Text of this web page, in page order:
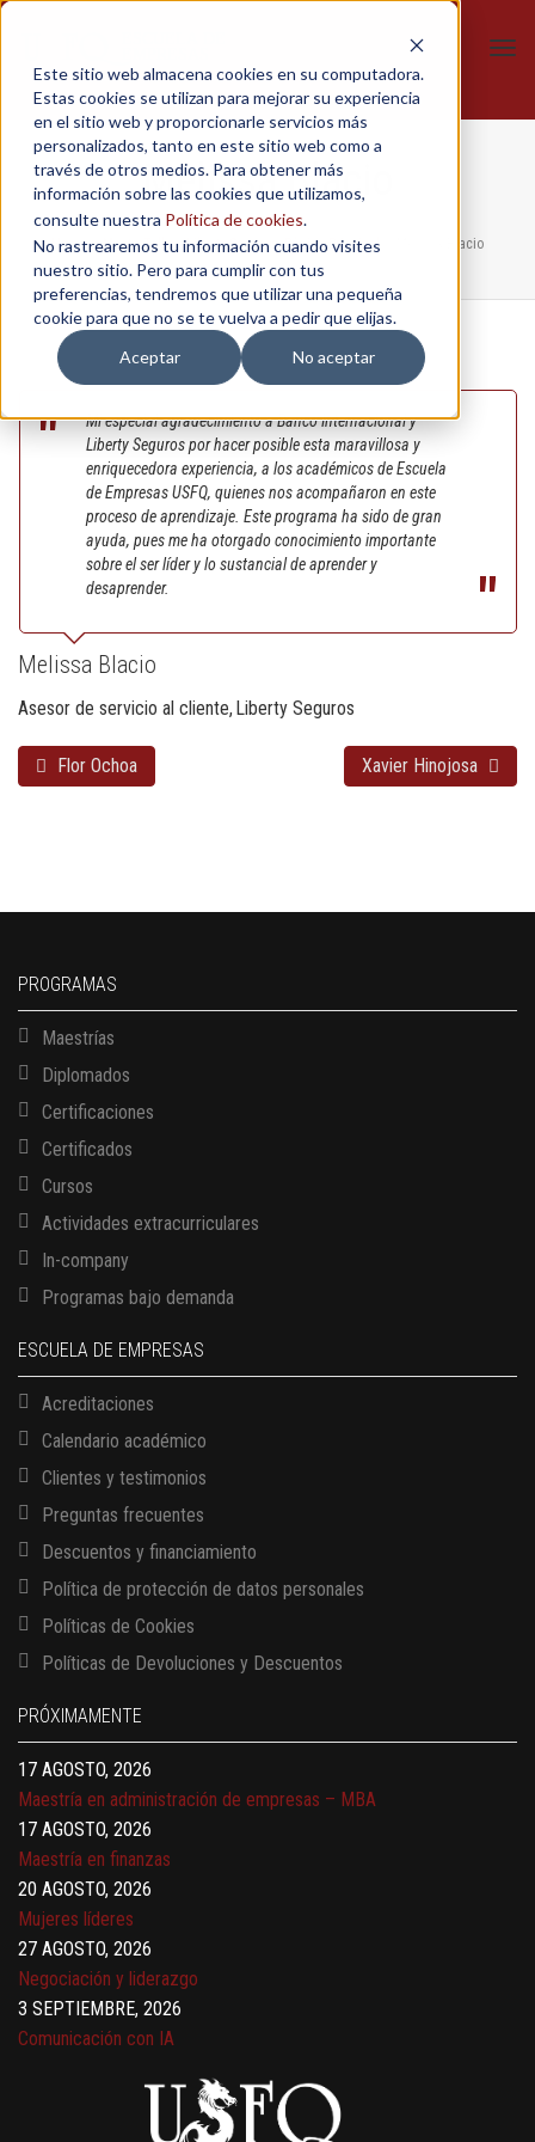
Este sitio web almacena cookies en su computadora.
Estas cookies se utilizan para mejorar su experiencia
en el sitio web y proporcionarle servicios más
personalizados, tanto en este sitio web como a
través de otros medios. Para obtener más
información sobre las cookies que utilizamos,
consulte nuestra Política de cookies.
No rastrearemos tu información cuando visites
nuestro sitio. Pero para cumplir con tus
preferencias, tendremos que utilizar una pequeña
cookie para que no se te vuelva a pedir que elijas.
Aceptar
No aceptar
Melissa Blacio
Home / MasterTalks - Liberty Seguros, Página Principal Melissa Blacio
Mi especial agradecimiento a Banco Internacional y
Liberty Seguros por hacer posible esta maravillosa y
enriquecedora experiencia, a los académicos de Escuela
de Empresas USFQ, quienes nos acompañaron en este
proceso de aprendizaje. Este programa ha sido de gran
ayuda, pues me ha otorgado conocimiento importante
sobre el ser líder y lo sustancial de aprender y
desaprender.
Melissa Blacio
Asesor de servicio al cliente Liberty Seguros
Flor Ochoa Xavier Hinojosa
PROGRAMAS
Maestrías
Diplomados
Certificaciones
Certificados
Cursos
Actividades extracurriculares
In-company
Programas bajo demanda
ESCUELA DE EMPRESAS
Acreditaciones
Calendario académico
Clientes y testimonios
Preguntas frecuentes
Descuentos y financiamiento
Política de protección de datos personales
Políticas de Cookies
Políticas de Devoluciones y Descuentos
PRÓXIMAMENTE
13 AGOSTO, 2026
17 AGOSTO, 2026
Gerencia de empresas familiares
17 AGOSTO, 2026
Maestría en administración de empresas – MBA
17 AGOSTO, 2026
Maestría en finanzas
20 AGOSTO, 2026
Mujeres líderes
27 AGOSTO, 2026
Negociación y liderazgo
3 SEPTIEMBRE, 2026
Comunicación con IA
Gobernanza de datos
13 AGOSTO, 2026